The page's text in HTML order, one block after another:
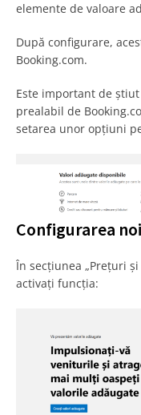
elemente de valoare
După configurare,
Booking.com.
Este important de
prealabil de
setarea unor opțiuni
Configurarea
În secțiunea „Prețuri
activați funcția: